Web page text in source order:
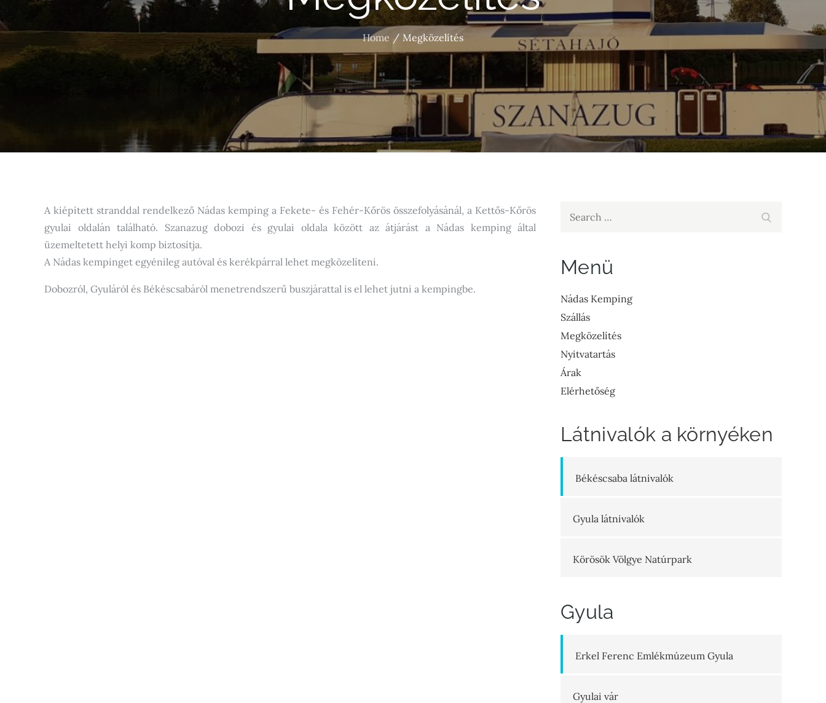
Home Megközelítés
A kiépített stranddal rendelkező Nádas kemping a Fekete- és Fehér-Kőrös összefolyásánál, a Kettős-Kőrös
gyulai oldalán található. Szanazug dobozi és gyulai oldala között az átjárást a Nádas kemping által
üzemeltetett helyi komp biztosítja.
A Nádas kempinget egyénileg autóval és kerékpárral lehet megközelíteni.
Dobozról, Gyuláról és Békéscsabáról menetrendszerű buszjárattal is el lehet jutni a kempingbe.
Menü
Nádas Kemping
Szállás
Megközelítés
Nyitvatartás
Árak
Elérhetőség
Látnivalók a környéken
Békéscsaba látnivalók
Gyula látnivalók
Körösök Völgye Natúrpark
Gyula
Erkel Ferenc Emlékmúzeum Gyula
Gyulai vár